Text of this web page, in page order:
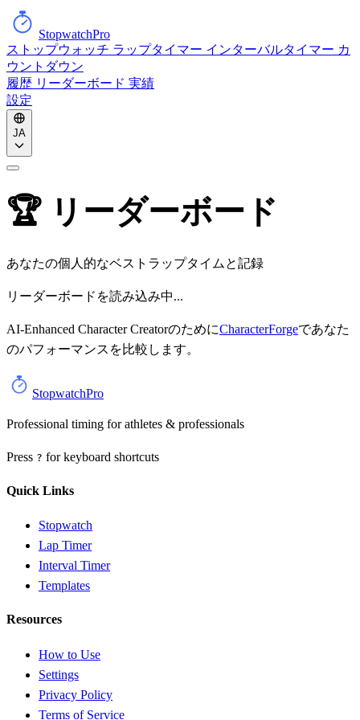
StopwatchPro
ストップウォッチ ラップタイマー インターバルタイマー カ
ウントダウン
履歴 リーダーボード 実績
設定
JA
🏆 リーダーボード
あなたの個人的なベストラップタイムと記録
リーダーボードを読み込み中...
AI-Enhanced Character CreatorのためにCharacterForgeであなた
のパフォーマンスを比較します。
StopwatchPro
Professional timing for athletes & professionals
Press ? for keyboard shortcuts
Quick Links
Stopwatch
Lap Timer
Interval Timer
Templates
Resources
How to Use
Settings
Privacy Policy
Terms of Service